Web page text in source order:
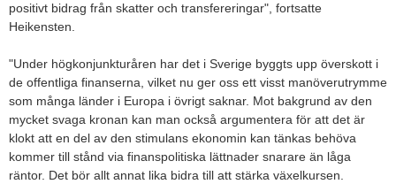
positivt bidrag från skatter och transfereringar", fortsatte
Heikensten.
"Under högkonjunkturåren har det i Sverige byggts upp överskott i
de offentliga finanserna, vilket nu ger oss ett visst manöverutrymme
som många länder i Europa i övrigt saknar. Mot bakgrund av den
mycket svaga kronan kan man också argumentera för att det är
klokt att en del av den stimulans ekonomin kan tänkas behöva
kommer till stånd via finanspolitiska lättnader snarare än låga
räntor. Det bör allt annat lika bidra till att stärka växelkursen.